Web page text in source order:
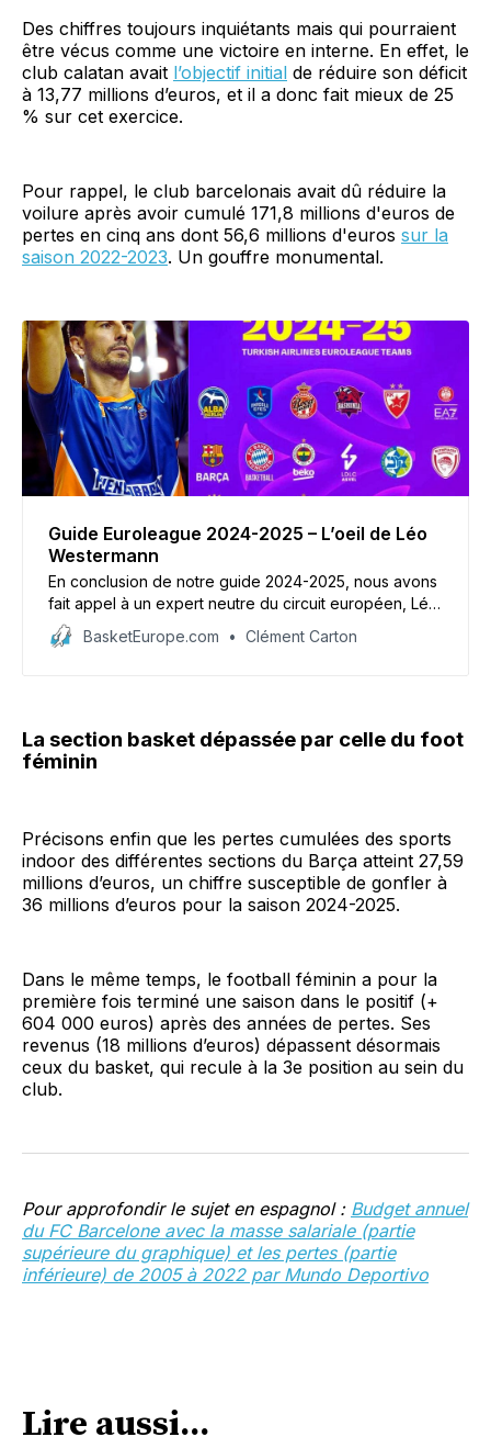
Des chiffres toujours inquiétants mais qui pourraient
être vécus comme une victoire en interne. En effet, le
club calatan avait l’objectif initial de réduire son déficit
à 13,77 millions d’euros, et il a donc fait mieux de 25
% sur cet exercice.
Pour rappel, le club barcelonais avait dû réduire la
voilure après avoir cumulé 171,8 millions d'euros de
pertes en cinq ans dont 56,6 millions d'euros sur la
saison 2022-2023. Un gouffre monumental.
Guide Euroleague 2024-2025 – L’oeil de Léo
Westermann
En conclusion de notre guide 2024-2025, nous avons
fait appel à un expert neutre du circuit européen, Léo
Westermann, pour passer en revue les 18 équipes
d’Euroleague, parmi lesquelles les trois locomotives
BasketEurope.com Clément Carton
La section basket dépassée par celle du foot
féminin
Précisons enfin que les pertes cumulées des sports
indoor des différentes sections du Barça atteint 27,59
millions d’euros, un chiffre susceptible de gonfler à
36 millions d’euros pour la saison 2024-2025.
Dans le même temps, le football féminin a pour la
première fois terminé une saison dans le positif (+
604 000 euros) après des années de pertes. Ses
revenus (18 millions d’euros) dépassent désormais
ceux du basket, qui recule à la 3e position au sein du
club.
Pour approfondir le sujet en espagnol : Budget annuel
du FC Barcelone avec la masse salariale (partie
supérieure du graphique) et les pertes (partie
inférieure) de 2005 à 2022 par Mundo Deportivo
Lire aussi...